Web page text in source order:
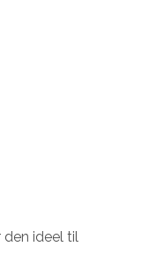
ideel til